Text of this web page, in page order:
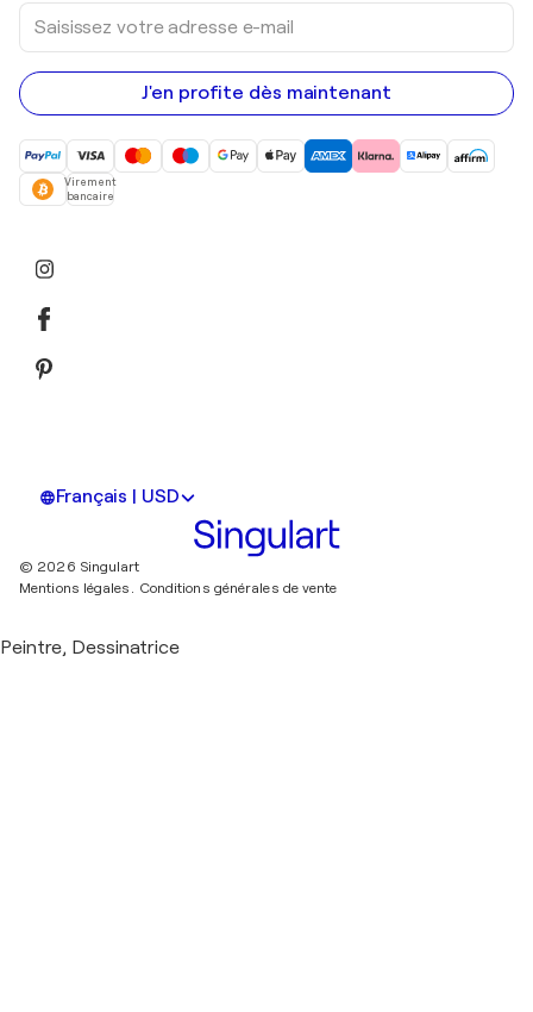
Saisissez
votre
adresse
e-
mail
J'en profite dès maintenant
Virement
bancaire
Français | USD
© 2026 Singulart
Mentions légales. Conditions générales de vente
Peintre, Dessinatrice